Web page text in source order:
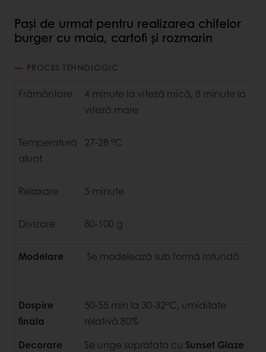
Pași de urmat pentru realizarea chifelor
burger cu maia, cartofi și rozmarin
PROCES TEHNOLOGIC
Frământare
4 minute la viteză mică, 8 minute la
viteză mare
Temperatură
aluat
27-28 °C
Relaxare 5 minute
Divizare 80-100 g
Modelare Se modelează sub formă rotundă
Dospire
finala
50-55 min la 30-32°C, umiditate
relativă 80%
Decorare
Se unge suprafata cu Sunset Glaze